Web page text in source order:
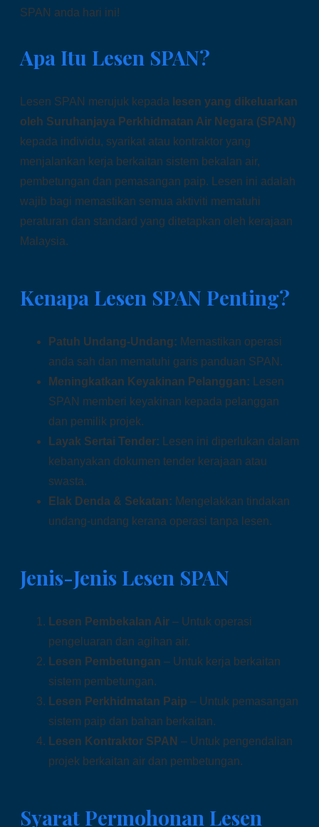
SPAN anda hari ini!
Apa Itu Lesen SPAN?
Lesen SPAN merujuk kepada lesen yang dikeluarkan
oleh Suruhanjaya Perkhidmatan Air Negara (SPAN)
kepada individu, syarikat atau kontraktor yang
menjalankan kerja berkaitan sistem bekalan air,
pembetungan dan pemasangan paip. Lesen ini adalah
wajib bagi memastikan semua aktiviti mematuhi
peraturan dan standard yang ditetapkan oleh kerajaan
Malaysia.
Kenapa Lesen SPAN Penting?
Patuh Undang-Undang: Memastikan operasi
anda sah dan mematuhi garis panduan SPAN.
Meningkatkan Keyakinan Pelanggan: Lesen
SPAN memberi keyakinan kepada pelanggan
dan pemilik projek.
Layak Sertai Tender: Lesen ini diperlukan dalam
kebanyakan dokumen tender kerajaan atau
swasta.
Elak Denda & Sekatan: Mengelakkan tindakan
undang-undang kerana operasi tanpa lesen.
Jenis-Jenis Lesen SPAN
Lesen Pembekalan Air – Untuk operasi
pengeluaran dan agihan air.
Lesen Pembetungan – Untuk kerja berkaitan
sistem pembetungan.
Lesen Perkhidmatan Paip – Untuk pemasangan
sistem paip dan bahan berkaitan.
Lesen Kontraktor SPAN – Untuk pengendalian
projek berkaitan air dan pembetungan.
Syarat Permohonan Lesen